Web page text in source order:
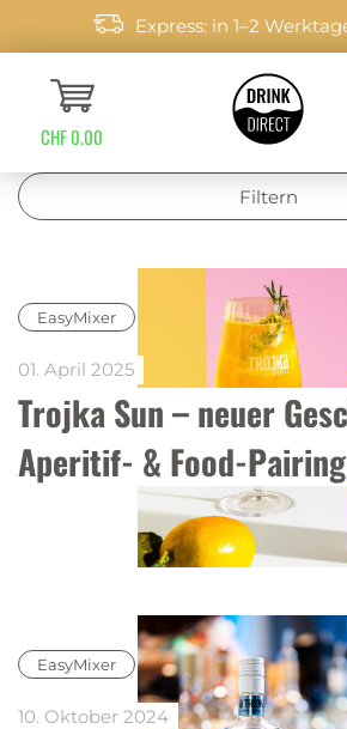
Express: in 1–2
CHF 0.00
Filtern
EasyMixer
Trojka Sun – neuer
Aperitif- & Food-
01. April 2025
EasyMixer
10. Oktober 2024